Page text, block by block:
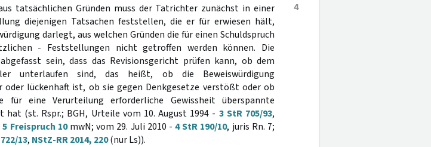
4
tatsächlichen Gründen muss der Tatrichter zunächst in einer
diejenigen Tatsachen feststellen, die er für erwiesen hält,
darlegt, aus welchen Gründen die für einen Schuldspruch
- Feststellungen nicht getroffen werden können. Die
sein, dass das Revisionsgericht prüfen kann, ob dem
unterlaufen sind, das heißt, ob die Beweiswürdigung
oder lückenhaft ist, ob sie gegen Denkgesetze verstößt oder ob
eine Verurteilung erforderliche Gewissheit überspannte
(st. Rspr.; BGH, Urteile vom 10. August 1994 - 3 StR 705/93,
5 Freispruch 10mwN; vom 29. Juli 2010 -4 StR 190/10, juris Rn. 7;
13, NStZ-RR 2014, 220(nur Ls)).